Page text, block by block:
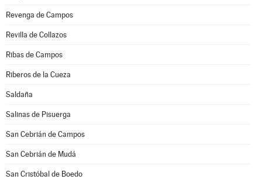
Revenga de Campos
Revilla de Collazos
Ribas de Campos
Riberos de la Cueza
Saldaña
Salinas de Pisuerga
San Cebrián de Campos
San Cebrián de Mudá
San Cristóbal de Boedo